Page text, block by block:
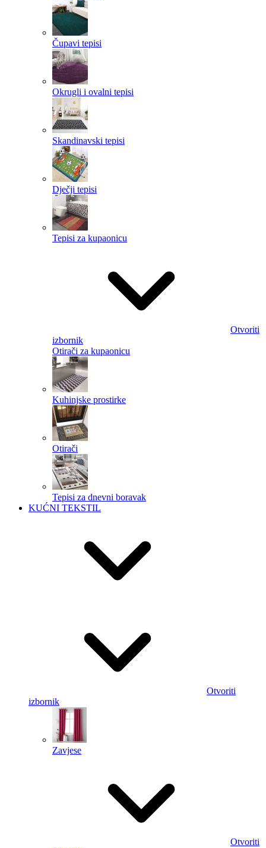
Čupavi tepisi
Okrugli i ovalni tepisi
Skandinavski tepisi
Dječji tepisi
Tepisi za kupaonicu
Otvoriti
izbornik
Otirači za kupaonicu
Kuhinjske prostirke
Otirači
Tepisi za dnevni boravak
KUĆNI TEKSTIL
Otvoriti
izbornik
Zavjese
Otvoriti